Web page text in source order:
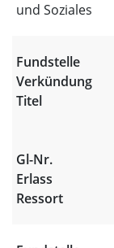
und Soziales